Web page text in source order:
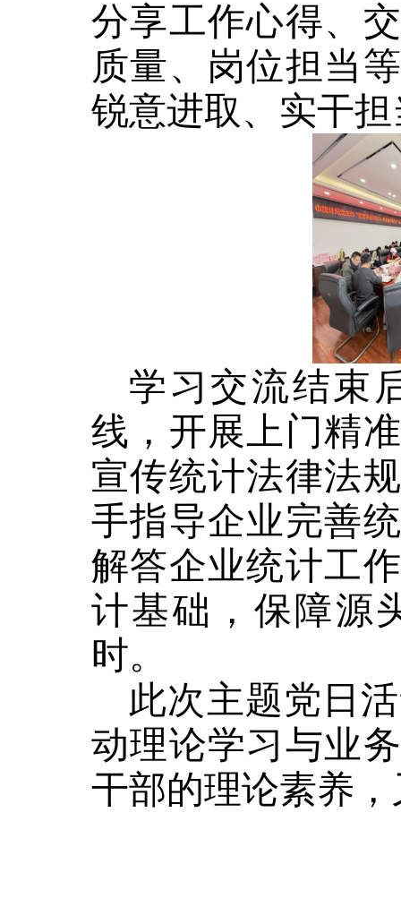
分享工作心得、
质量、岗位担当
锐意进取、实干
学习交流结束
线，开展上门精
宣传统计法律法
手指导企业完善
解答企业统计工
计基础，保障源
时。
此次主题党日
动理论学习与业
干部的理论素养